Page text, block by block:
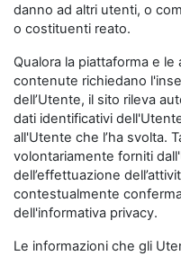
danno ad altri utenti, o
o costituenti reato.
Qualora la piattaforma e
contenute richiedano
dell’Utente, il sito rileva
dati identificativi
all'Utente che l’ha svolta.
volontariamente forniti
dell’effettuazione
contestualmente
dell'informativa privacy.
Le informazioni che gli